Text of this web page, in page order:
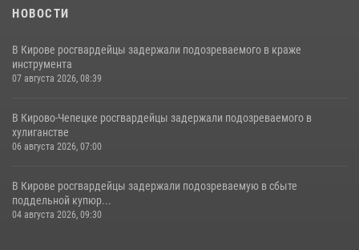
НОВОСТИ
В Кирове росгвардейцы задержали подозреваемого в краже
инструмента
07 августа 2026, 08:39
В Кирово-Чепецке росгвардейцы задержали подозреваемого в
хулиганстве
06 августа 2026, 07:00
В Кирове росгвардейцы задержали подозреваемую в сбыте
поддельной купюр...
04 августа 2026, 09:30